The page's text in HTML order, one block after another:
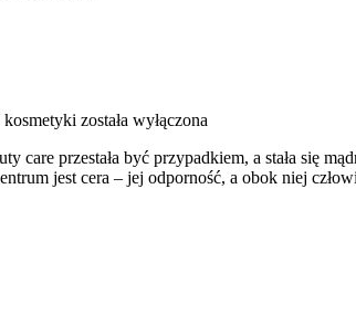
została wyłączona
care przestała być przypadkiem, a stała się
jest cera – jej odporność, a obok niej